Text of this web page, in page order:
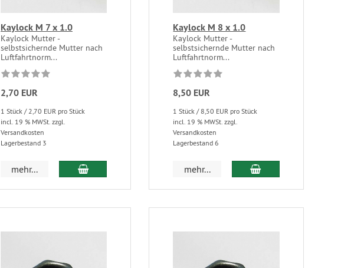
Kaylock M 7 x 1.0
Kaylock Mutter -
selbstsichernde Mutter nach
Luftfahrtnorm...
2,70 EUR
1 Stück / 2,70 EUR pro Stück
incl. 19 % MWSt. zzgl.
Versandkosten
Lagerbestand 3
mehr...
Kaylock M 8 x 1.0
Kaylock Mutter -
selbstsichernde Mutter nach
Luftfahrtnorm...
8,50 EUR
1 Stück / 8,50 EUR pro Stück
incl. 19 % MWSt. zzgl.
Versandkosten
Lagerbestand 6
mehr...